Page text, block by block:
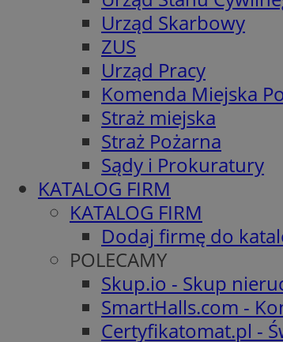
Urząd Skarbowy
ZUS
Urząd Pracy
Komenda Miejska
Straż miejska
Straż Pożarna
Sądy i Prokuratury
KATALOG FIRM
KATALOG FIRM
Dodaj firmę do
POLECAMY
Skup.io - Skup
SmartHalls.com -
Certyfikatomat.pl -